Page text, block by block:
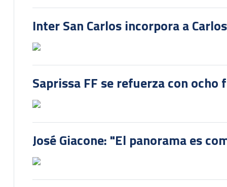
Inter San Carlos incorpora a
Saprissa FF se refuerza con
José Giacone: "El panorama es